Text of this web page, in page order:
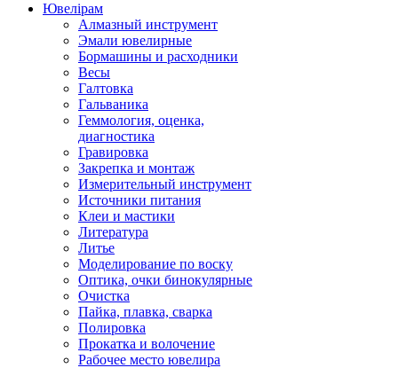
Ювелірам
Алмазный инструмент
Эмали ювелирные
Бормашины и расходники
Весы
Галтовка
Гальваника
Геммология, оценка,
диагностика
Гравировка
Закрепка и монтаж
Измерительный инструмент
Источники питания
Клеи и мастики
Литература
Литье
Моделирование по воску
Оптика, очки бинокулярные
Очистка
Пайка, плавка, сварка
Полировка
Прокатка и волочение
Рабочее место ювелира